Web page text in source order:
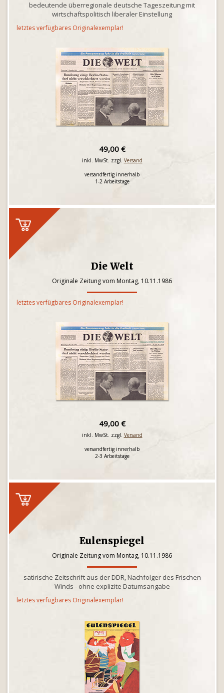
bedeutende überregionale deutsche Tageszeitung mit
wirtschaftspolitisch liberaler Einstellung
letztes verfügbares Originalexemplar!
49,00 €
inkl. MwSt. zzgl. Versand
versandfertig innerhalb
1-2 Arbeitstage
Die Welt
Originale Zeitung vom Montag, 10.11.1986
letztes verfügbares Originalexemplar!
49,00 €
inkl. MwSt. zzgl. Versand
versandfertig innerhalb
2-3 Arbeitstage
Eulenspiegel
Originale Zeitung vom Montag, 10.11.1986
satirische Zeitschrift aus der DDR, Nachfolger des Frischen
Winds - ohne explizite Datumsangabe
letztes verfügbares Originalexemplar!